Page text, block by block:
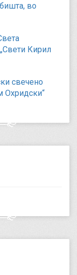
во
Кирил
свечено
Охридски“